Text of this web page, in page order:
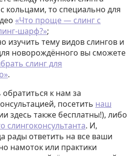
кольцами, то специально для
«Что проще — слинг с
шарф?»;
изучить тему видов слингов и
новорождённого вы сможете
слинг для
.
обратиться к нам за
посетить наш
здесь также бесплатны!), либо
слингоконсультанта. И,
рады ответить на все ваши
намоток или практики